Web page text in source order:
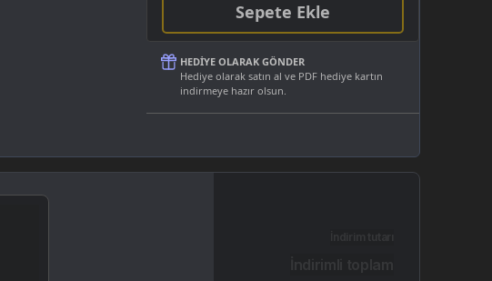
Sepete Ekle
HEDIYE OLARAK GÖNDER
Hediye olarak satın al ve PDF hediye kartın
indirmeye hazır olsun.